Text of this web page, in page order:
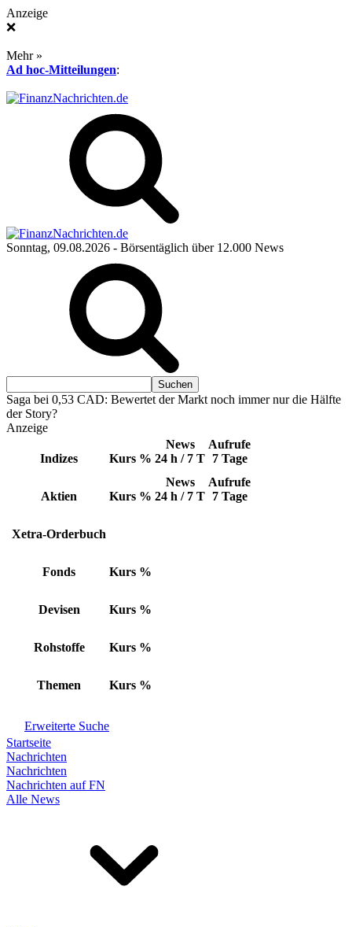
Anzeige
❌
Mehr »
Ad hoc-Mitteilungen:
Sonntag, 09.08.2026 - Börsentäglich über 12.000 News
Saga bei 0,53 CAD: Bewertet der Markt noch immer nur die Hälfte
der Story?
Anzeige
Indizes Kurs %
News
24 h / 7 T
Aufrufe
7 Tage
Aktien Kurs %
News
24 h / 7 T
Aufrufe
7 Tage
Xetra-Orderbuch
Fonds Kurs %
Devisen Kurs %
Rohstoffe Kurs %
Themen Kurs %
Erweiterte Suche
Startseite
Nachrichten
Nachrichten
Nachrichten auf FN
Alle News